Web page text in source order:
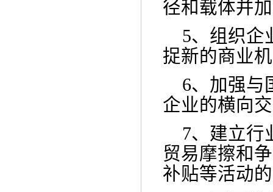
径和载体并
5、 组织企
捉新的商业
6、 加强与
企业的横向
7、 建立行
贸易摩擦和
补贴等活动